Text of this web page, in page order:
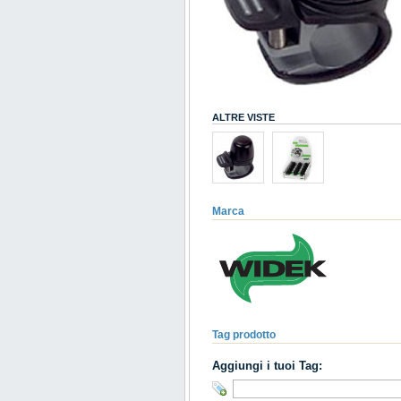
ALTRE VISTE
Marca
Tag prodotto
Aggiungi i tuoi Tag: